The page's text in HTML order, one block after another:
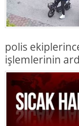
polis
işlemlerinin